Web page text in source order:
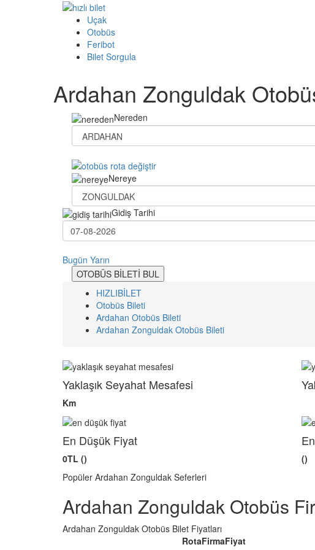
Uçak
Otobüs
Feribot
Bilet Sorgula
Ardahan Zonguldak
Nereden
Nereye
Gidiş Tarihi
Bugün Yarın
OTOBÜS BİLETİ BUL
HIZLIBİLET
Otobüs Bileti
Ardahan Otobüs Bileti
Ardahan Zonguldak Otobüs Bileti
Yaklaşık Seyahat Mesafesi
Km
En Düşük Fiyat
0TL () ()
Popüler Ardahan Zonguldak Seferleri
Ardahan Zonguldak Otobüs
Ardahan Zonguldak Otobüs Bilet Fiyatları
RotaFirmaFiyat